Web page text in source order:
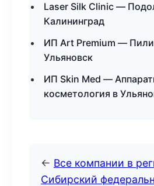
Laser Silk Clinic —
Калининград
ИП Art Premium —
Ульяновск
ИП Skin Med —
косметология в
← Все компании в
Сибирский